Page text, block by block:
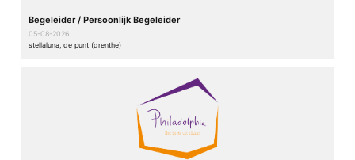
Begeleider / Persoonlijk Begeleider
05-08-2026
stellaluna, de punt (drenthe)